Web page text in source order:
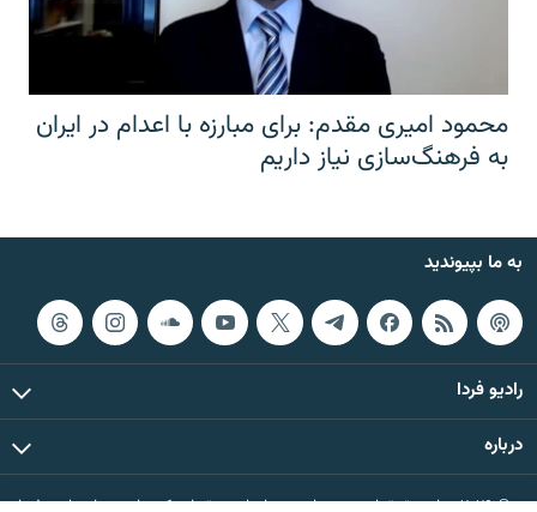
محمود امیری مقدم: برای مبارزه با اعدام در ایران
به فرهنگ‌سازی نیاز داریم
به ما بپیوندید
رادیو فردا
درباره